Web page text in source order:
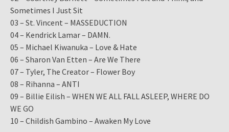
Sometimes I Just Sit
03 – St. Vincent – MASSEDUCTION
04 – Kendrick Lamar – DAMN.
05 – Michael Kiwanuka – Love & Hate
06 – Sharon Van Etten – Are We There
07 – Tyler, The Creator – Flower Boy
08 – Rihanna – ANTI
09 – Billie Eilish – WHEN WE ALL FALL ASLEEP, WHERE DO
WE GO
10 – Childish Gambino – Awaken My Love